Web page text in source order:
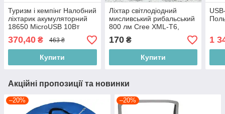
Туризм і кемпінг Налобний
ліхтарик акумуляторний
18650 MicroUSB 10Вт
XPE+COB 280лм
світлодіодний Польща
370,40 ₴ 463 ₴
Купити
Ліхтар світлодіодний
мисливський рибальський
800 лм Cree XML-T6,
тактичний ліхтарик з
акумулятором, Zoom
170₴
Купити
1
Акційні пропозиції та новинки
–20% –20%